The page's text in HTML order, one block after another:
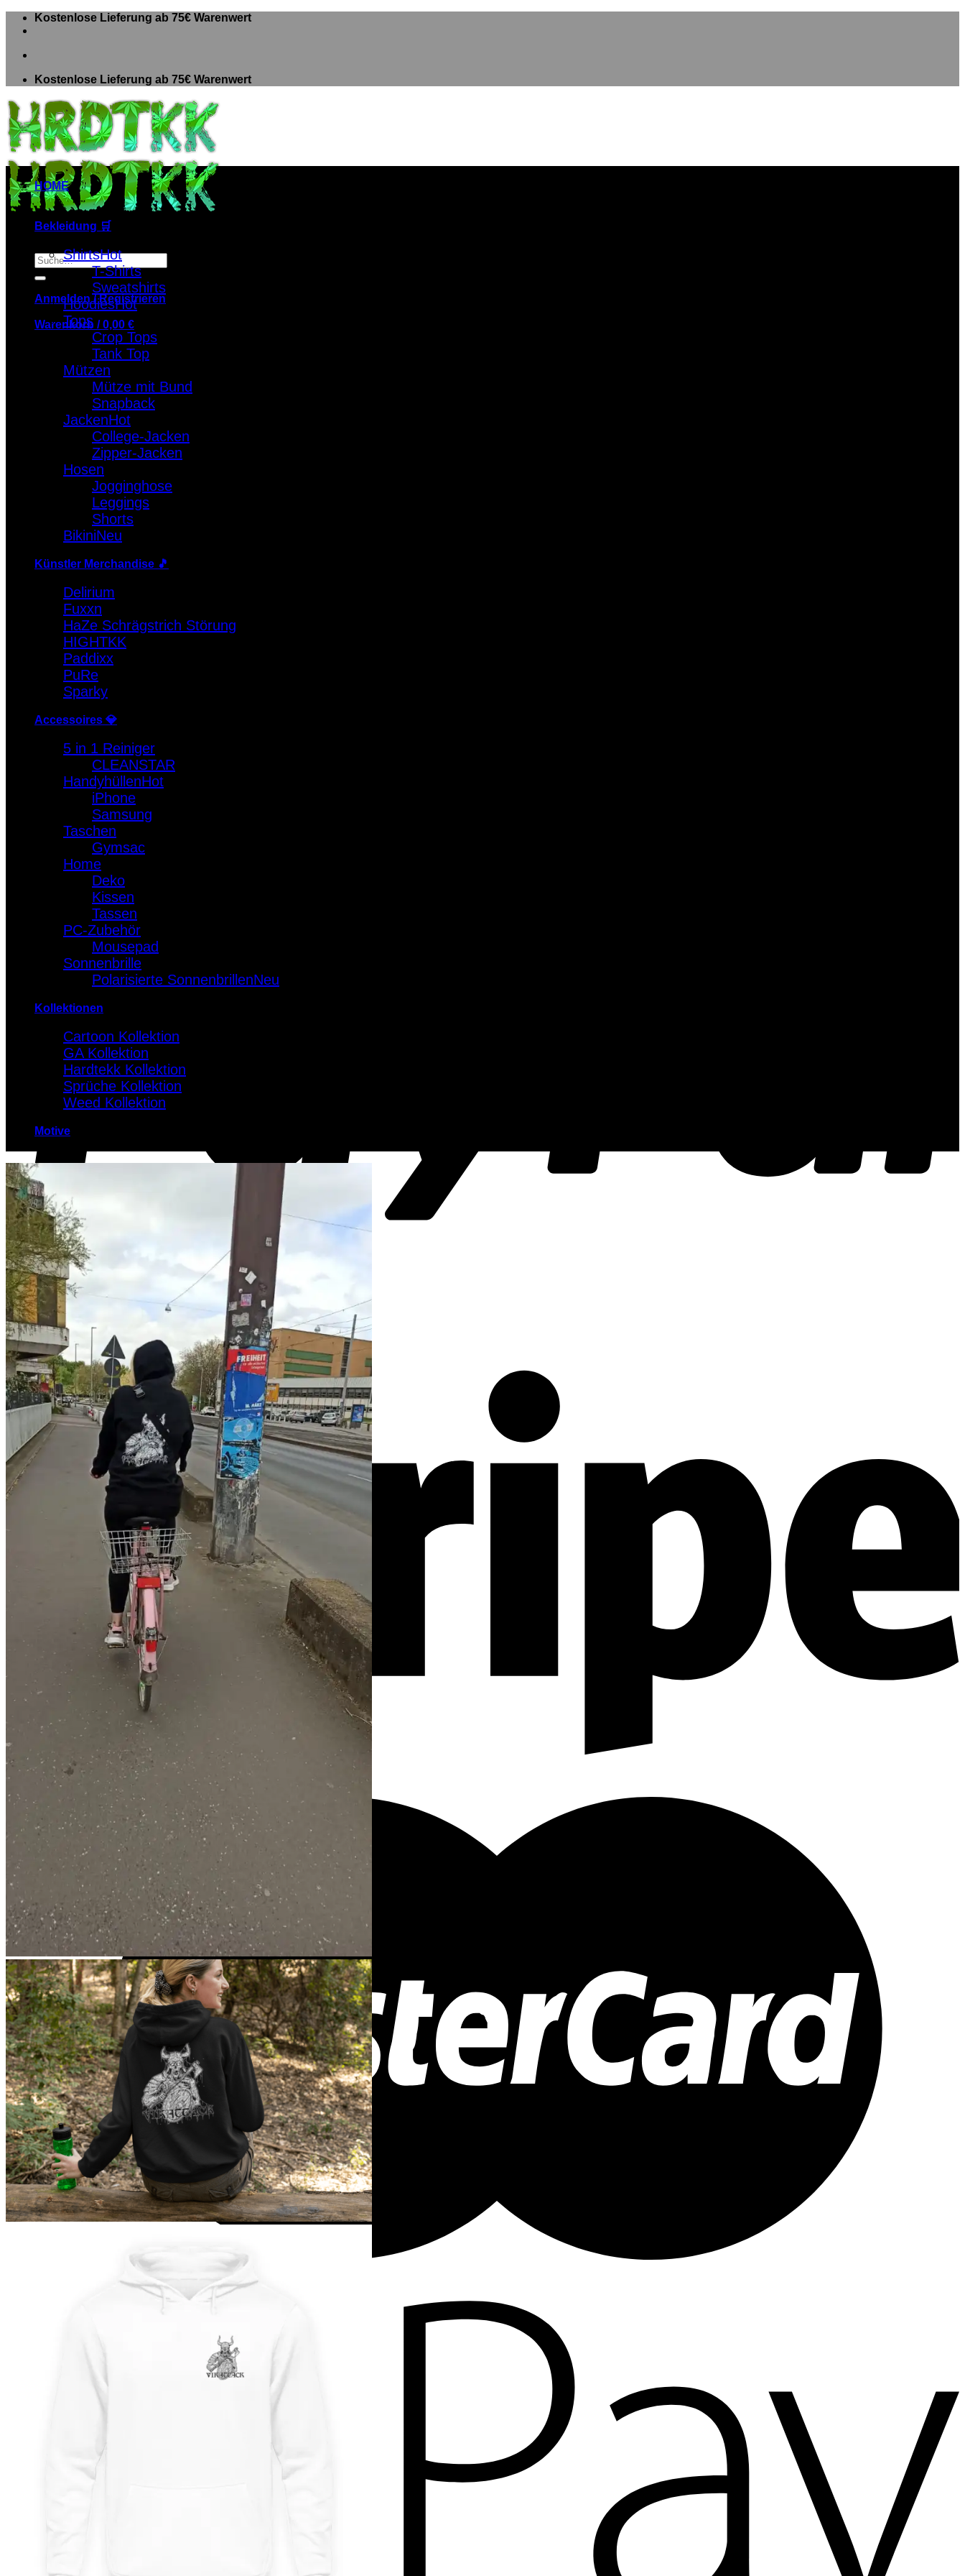
Zum
Inhalt
Kostenlose Lieferung ab 75€ Warenwert
Kostenlose Lieferung ab 75€ Warenwert
Suche
nach:
Anmelden / Registrieren
Warenkorb /0,00 €
Warenkorb
Es befinden sich keine Produkte im Warenkorb.
HOME
Bekleidung 🛒
Shirts
T-Shirts
Sweatshirts
Hoodies
Tops
Crop Tops
Tank Top
Mützen
Mütze mit Bund
Snapback
Jacken
College-Jacken
Zipper-Jacken
Hosen
Jogginghose
Leggings
Shorts
Bikini
Künstler Merchandise 🎵
Delirium
Fuxxn
HaZe Schrägstrich Störung
HIGHTKK
Paddixx
PuRe
Sparky
Accessoires 💎
5 in 1 Reiniger
CLEANSTAR
Handyhüllen
iPhone
Samsung
Taschen
Gymsac
Home
Deko
Kissen
Tassen
PC-Zubehör
Mousepad
Sonnenbrille
Polarisierte Sonnenbrillen
Kollektionen
Cartoon Kollektion
GA Kollektion
Hardtekk Kollektion
Sprüche Kollektion
Weed Kollektion
Motive